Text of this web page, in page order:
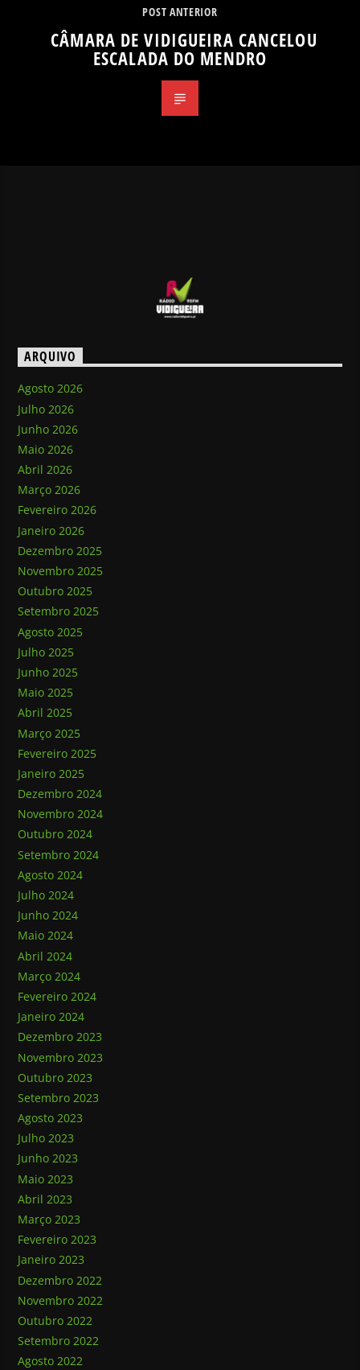
POST ANTERIOR
CÂMARA DE VIDIGUEIRA CANCELOU
ESCALADA DO MENDRO
ARQUIVO
Agosto 2026
Julho 2026
Junho 2026
Maio 2026
Abril 2026
Março 2026
Fevereiro 2026
Janeiro 2026
Dezembro 2025
Novembro 2025
Outubro 2025
Setembro 2025
Agosto 2025
Julho 2025
Junho 2025
Maio 2025
Abril 2025
Março 2025
Fevereiro 2025
Janeiro 2025
Dezembro 2024
Novembro 2024
Outubro 2024
Setembro 2024
Agosto 2024
Julho 2024
Junho 2024
Maio 2024
Abril 2024
Março 2024
Fevereiro 2024
Janeiro 2024
Dezembro 2023
Novembro 2023
Outubro 2023
Setembro 2023
Agosto 2023
Julho 2023
Junho 2023
Maio 2023
Abril 2023
Março 2023
Fevereiro 2023
Janeiro 2023
Dezembro 2022
Novembro 2022
Outubro 2022
Setembro 2022
Agosto 2022